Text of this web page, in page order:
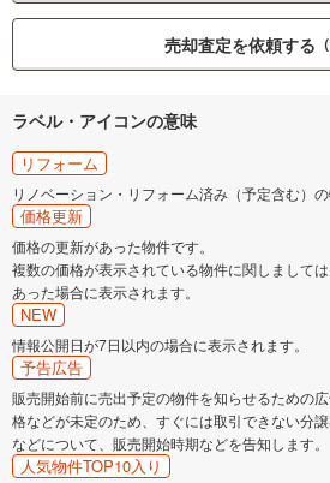
売却査定を依頼する
ラベル・アイコンの意味
リフォーム
リノベーション・リフォーム済み（予定含む）の
価格更新
価格の更新があった物件です。
複数の価格が表示されている物件に関しまして
あった場合に表示されます。
NEW
情報公開日が7日以内の場合に表示されます。
予告広告
販売開始前に売出予定の物件を知らせるための
格などが未定のため、すぐには取引できない分
などについて、販売開始時期などを告知します。
人気物件TOP10入り